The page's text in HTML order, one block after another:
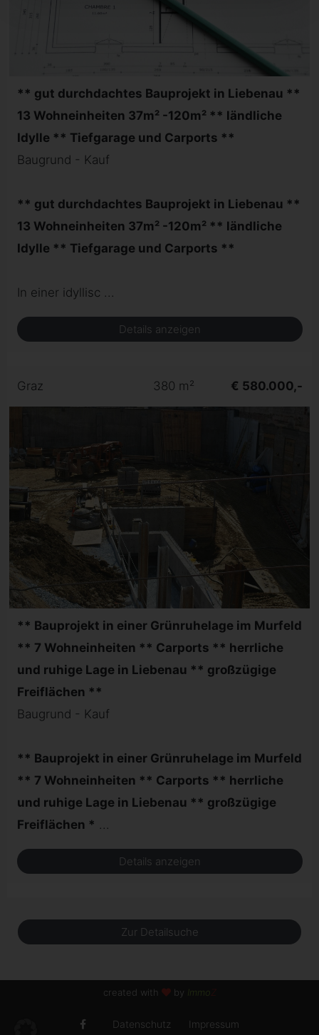
** gut durchdachtes Bauprojekt in Liebenau **
13 Wohneinheiten 37m² -120m² ** ländliche
Idylle ** Tiefgarage und Carports **
Baugrund - Kauf
** gut durchdachtes Bauprojekt in Liebenau **
13 Wohneinheiten 37m² -120m² ** ländliche
Idylle ** Tiefgarage und Carports **
In einer idyllisc ...
Details anzeigen
Graz 380 m² € 580.000,-
** Bauprojekt in einer Grünruhelage im Murfeld
** 7 Wohneinheiten ** Carports ** herrliche
und ruhige Lage in Liebenau ** großzügige
Freiflächen **
Baugrund - Kauf
** Bauprojekt in einer Grünruhelage im Murfeld
** 7 Wohneinheiten ** Carports ** herrliche
und ruhige Lage in Liebenau ** großzügige
Freiflächen * ...
Details anzeigen
Zur Detailsuche
created with by Immo
Datenschutz Impressum